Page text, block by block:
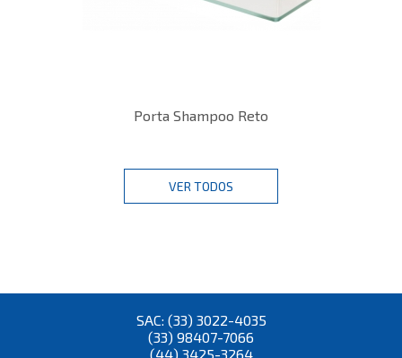
Porta Shampoo Reto
VER TODOS
SAC: (33) 3022-4035
(33) 98407-7066
(44) 3425-3264